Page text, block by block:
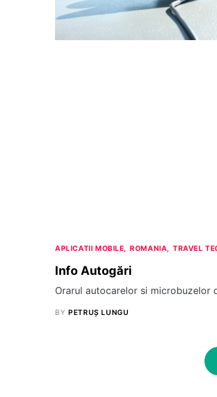
APLICATII MOBILE ROMANIA TRAVEL
Info Autogări
Orarul autocarelor si microbuzelor
BY PETRUȘ LUNGU